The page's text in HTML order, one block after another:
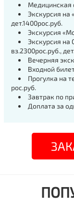
Медицинская
Экскурсия на
дет.1400рос.руб.
Экскурсия
Экскурсия
вз.2300рос.руб.,
Вечерняя
Входной
Прогулка на
рос.руб.
Завтрак по
Доплата за